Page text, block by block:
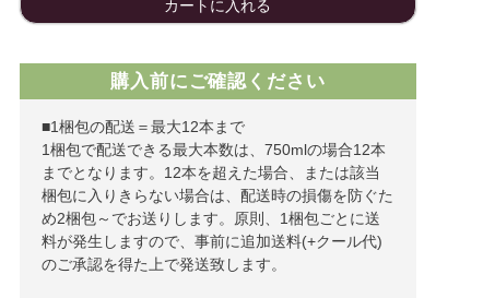
カートに入れる
購入前にご確認ください
■1梱包の配送＝最大12本まで
1梱包で配送できる最大本数は、750mlの場合12本
までとなります。12本を超えた場合、または該当
梱包に入りきらない場合は、配送時の損傷を防ぐた
め2梱包～でお送りします。原則、1梱包ごとに送
料が発生しますので、事前に追加送料(+クール代)
のご承認を得た上で発送致します。